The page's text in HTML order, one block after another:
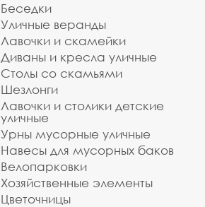
Беседки
Уличные веранды
Лавочки и скамейки
Диваны и кресла уличные
Столы со скамьями
Шезлонги
Лавочки и столики детские
уличные
Урны мусорные уличные
Навесы для мусорных баков
Велопарковки
Хозяйственные элементы
Цветочницы